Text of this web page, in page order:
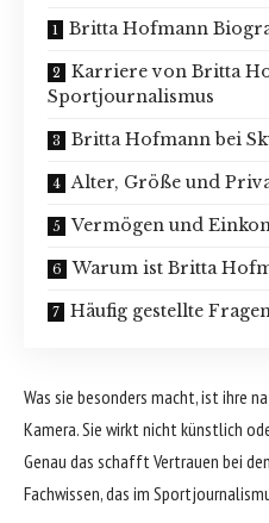
Britta Hofmann
Karriere von Britta
Sportjournalismus
Britta Hofmann bei
Alter, Größe und
Vermögen und
Warum ist Britta
Häufig gestellte
Was sie besonders macht, ist ihre
Kamera. Sie wirkt nicht künstlich
Genau das schafft Vertrauen bei
Fachwissen, das im